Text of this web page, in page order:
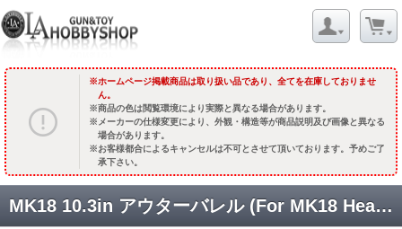
ホームページ掲載商品は取り扱い品であり、全てを在庫しておりませ
ん。
商品の色は閲覧環境により実際と異なる場合があります。
メーカーの仕様変更により、外観・構造等が商品説明及び画像と異なる
場合があります。
お客様都合によるキャンセルは不可とさせて頂いております。予めご了
承下さい。
MK18 10.3in アウターバレル (For MK18 Heavy Barrel) [DNA-BRL-101] [取寄]